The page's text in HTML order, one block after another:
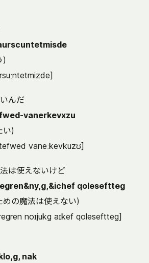
)
んだ
vanerkevxzu
い)
vaneːkevkuzʊ]
は使えないけど
qoleseftteg
の魔法は使えない)
noɪjukg aɪkef qoleseftteg]
nak